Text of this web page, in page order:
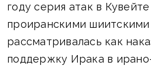
году серия атак в
проиранскими
рассматривалась как
поддержку Ирака в